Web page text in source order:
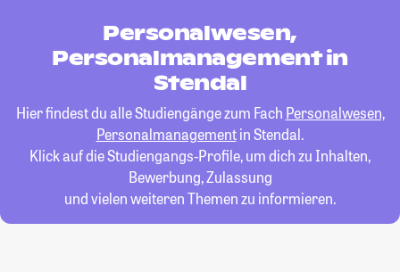
Personalwesen,
Personalmanagement in
Stendal
Hier findest du alle Studiengänge zum Fach Personalwesen,
Personalmanagementin Stendal.
Klick auf die Studiengangs-Profile, um dich zu Inhalten,
Bewerbung, Zulassung
und vielen weiteren Themen zu informieren.